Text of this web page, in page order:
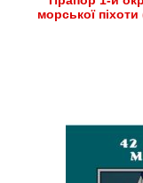
морської